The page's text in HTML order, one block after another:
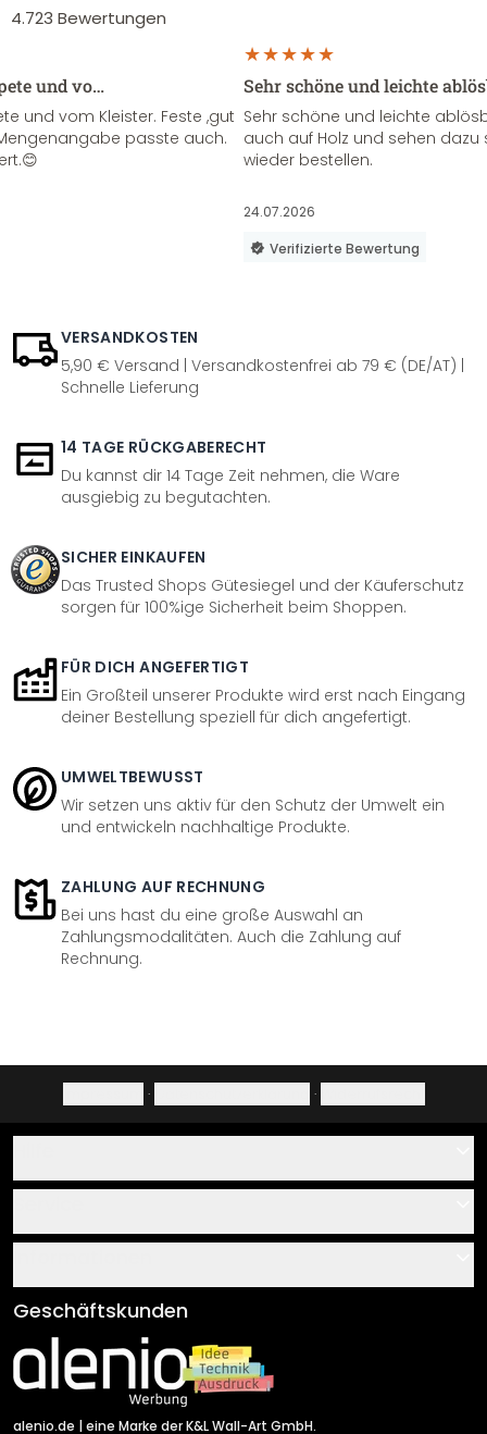
4.723 Bewertungen
und vo…
und vom Kleister. Feste ,gut
passte auch.
Sehr schöne und leichte
Sehr schöne und leichte
auch auf Holz und sehen
wieder bestellen.
24.07.2026
Verifizierte Bewertung
VERSANDKOSTEN
5,90 € Versand | Versandkostenfrei ab 79 € (DE/AT) |
Schnelle Lieferung
14 TAGE RÜCKGABERECHT
Du kannst dir 14 Tage Zeit nehmen, die Ware
ausgiebig zu begutachten.
SICHER EINKAUFEN
Das Trusted Shops Gütesiegel und der Käuferschutz
sorgen für 100%ige Sicherheit beim Shoppen.
FÜR DICH ANGEFERTIGT
Ein Großteil unserer Produkte wird erst nach Eingang
deiner Bestellung speziell für dich angefertigt.
UMWELTBEWUSST
Wir setzen uns aktiv für den Schutz der Umwelt ein
und entwickeln nachhaltige Produkte.
ZAHLUNG AUF RECHNUNG
Bei uns hast du eine große Auswahl an
Zahlungsmodalitäten. Auch die Zahlung auf
Rechnung.
· ·
Über uns
Klebe- und Montageanleitungen
Newsletter An-/Abmeldung
Sendungsverfolgung
AGB
Impressum
Versand & Zahlung
Rücksendung
Geschäftskunden
alenio.de | eine Marke der K&L Wall-Art GmbH.